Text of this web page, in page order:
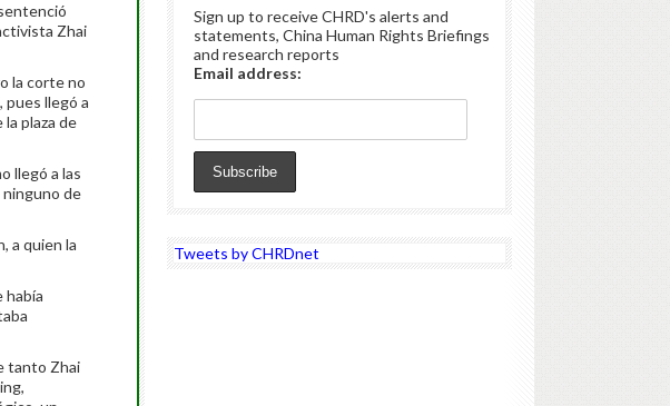
Zhai
la corte no
pues llegó a
plaza de
llegó a las
ninguno de
a quien la
había
tanto Zhai
Sign up to receive CHRD's alerts and
statements, China Human Rights Briefings
and research reports
Email address:
Tweets by CHRDnet